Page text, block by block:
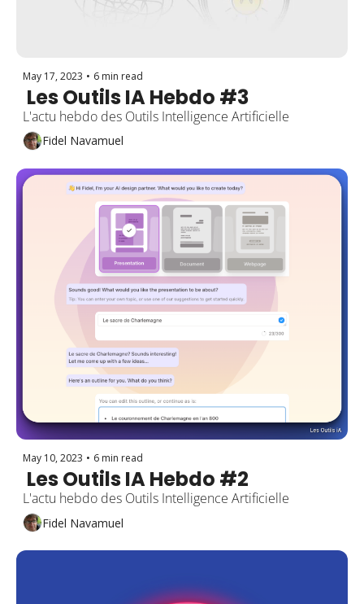
May 17, 2023 • 6 min read
Les Outils IA Hebdo #3
L'actu hebdo des Outils Intelligence Artificielle
Fidel Navamuel
May 10, 2023 • 6 min read
Les Outils IA Hebdo #2
L'actu hebdo des Outils Intelligence Artificielle
Fidel Navamuel